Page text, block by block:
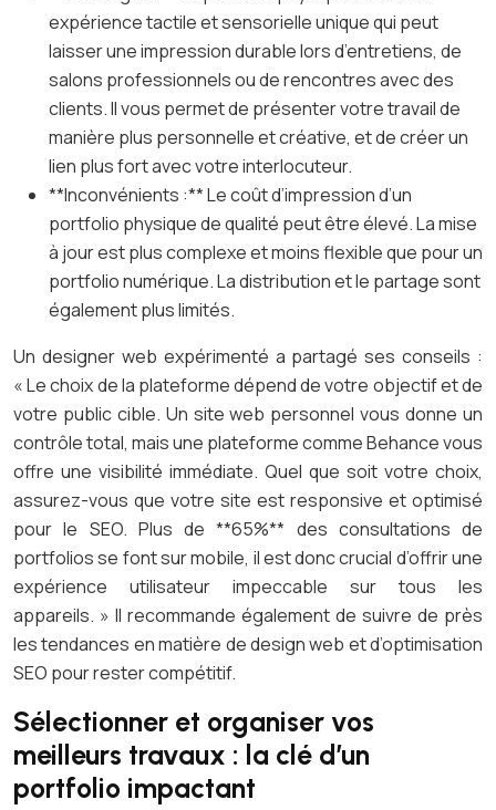
expérience tactile et sensorielle unique qui peut
laisser une impression durable lors d’entretiens, de
salons professionnels ou de rencontres avec des
clients. Il vous permet de présenter votre travail de
manière plus personnelle et créative, et de créer un
lien plus fort avec votre interlocuteur.
**Inconvénients :** Le coût d’impression d’un
portfolio physique de qualité peut être élevé. La mise
à jour est plus complexe et moins flexible que pour un
portfolio numérique. La distribution et le partage sont
également plus limités.
Un designer web expérimenté a partagé ses conseils :
« Le choix de la plateforme dépend de votre objectif et de
votre public cible. Un site web personnel vous donne un
contrôle total, mais une plateforme comme Behance vous
offre une visibilité immédiate. Quel que soit votre choix,
assurez-vous que votre site est responsive et optimisé
pour le SEO. Plus de **65%** des consultations de
portfolios se font sur mobile, il est donc crucial d’offrir une
expérience utilisateur impeccable sur tous les
appareils. » Il recommande également de suivre de près
les tendances en matière de design web et d’optimisation
SEO pour rester compétitif.
Sélectionner et organiser vos
meilleurs travaux : la clé d’un
portfolio impactant